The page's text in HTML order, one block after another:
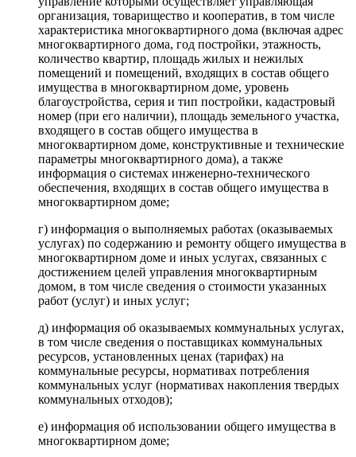
организация, товарищество и кооператив, в том числе
характеристика многоквартирного дома (включая адрес
многоквартирного дома, год постройки, этажность,
количество квартир, площадь жилых и нежилых
помещений и помещений, входящих в состав общего
имущества в многоквартирном доме, уровень
благоустройства, серия и тип постройки, кадастровый
номер (при его наличии), площадь земельного участка,
входящего в состав общего имущества в
многоквартирном доме, конструктивные и технические
параметры многоквартирного дома), а также
информация о системах инженерно-технического
обеспечения, входящих в состав общего имущества в
многоквартирном доме;
г) информация о выполняемых работах (оказываемых
услугах) по содержанию и ремонту общего имущества в
многоквартирном доме и иных услугах, связанных с
достижением целей управления многоквартирным
домом, в том числе сведения о стоимости указанных
работ (услуг) и иных услуг;
д) информация об оказываемых коммунальных услугах,
в том числе сведения о поставщиках коммунальных
ресурсов, установленных ценах (тарифах) на
коммунальные ресурсы, нормативах потребления
коммунальных услуг (нормативах накопления твердых
коммунальных отходов);
е) информация об использовании общего имущества в
многоквартирном доме;